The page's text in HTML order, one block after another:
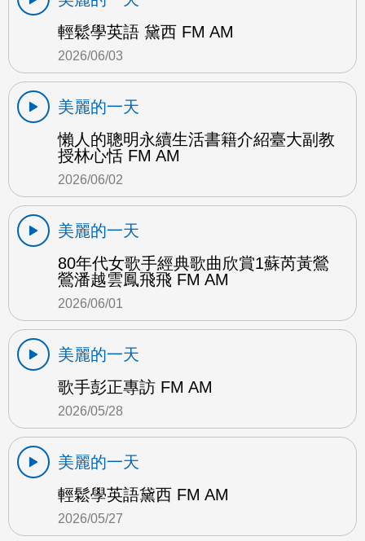
輕鬆學英語 黛西 FM AM
2026/06/03
美麗的一天
懶人的聰明永續生活書籍介紹臺大副教
授林心恬 FM AM
2026/06/02
美麗的一天
80年代女歌手經典歌曲欣賞1蘇芮黃鶯
鶯潘越雲鳳飛飛 FM AM
2026/06/01
美麗的一天
歌手彭正專訪 FM AM
2026/05/28
美麗的一天
輕鬆學英語黛西 FM AM
2026/05/27